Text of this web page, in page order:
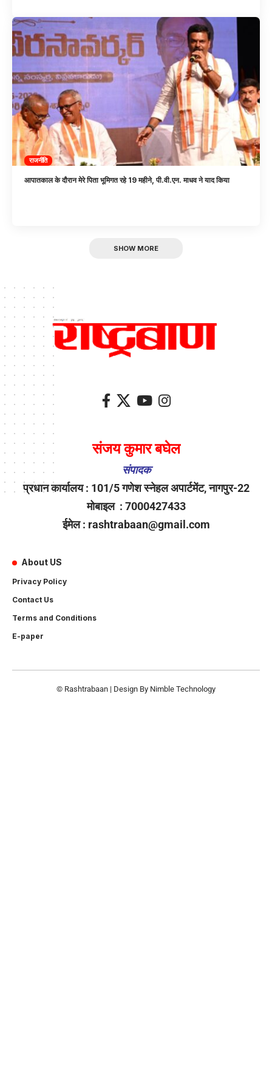
राजनीति
आपातकाल के दौरान मेरे पिता भूमिगत रहे 19 महीने, पी.वी.एन. माधव ने याद किया
SHOW MORE
संजय कुमार बघेल
संपादक
प्रधान कार्यालय : 101/5 गणेश स्नेहल अपार्टमेंट, नागपुर-22
मोबाइल : 7000427433
ईमेल : rashtrabaan@gmail.com
About US
Privacy Policy
Contact Us
Terms and Conditions
E-paper
© Rashtrabaan | Design By Nimble Technology